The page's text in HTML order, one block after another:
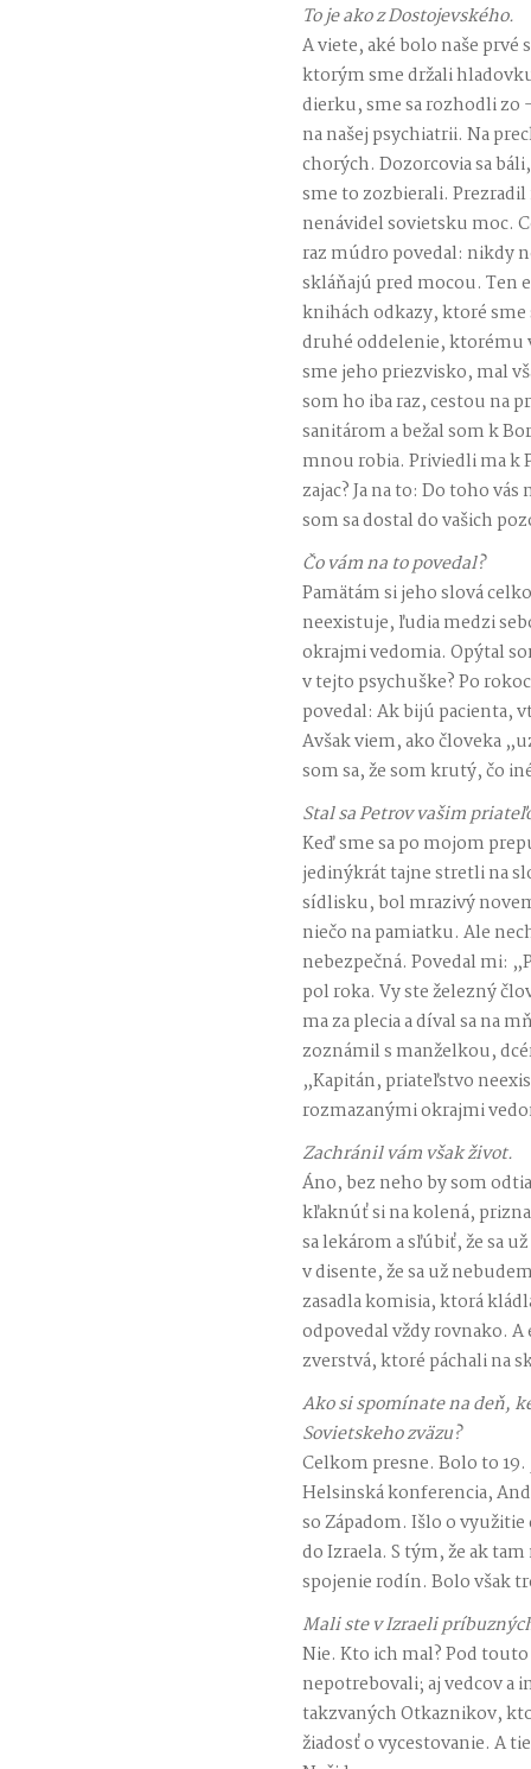
To je ako z Dostojevského.
A viete, aké bolo naše
ktorým sme držali
dierku, sme sa rozhodli zo
na našej psychiatrii. Na
chorých. Dozorcovia sa
sme to zozbierali.
nenávidel sovietsku moc.
raz múdro povedal: nikdy
skláňajú pred mocou. Ten
knihách odkazy, ktoré
druhé oddelenie, ktorému
sme jeho priezvisko, mal
som ho iba raz, cestou na
sanitárom a bežal som k
mnou robia. Priviedli ma k
zajac? Ja na to: Do toho
som sa dostal do vašich
Čo vám na to povedal?
Pamätám si jeho slová
neexistuje, ľudia medzi
okrajmi vedomia. Opýtal
v tejto psychuške? Po
povedal: Ak bijú pacienta,
Avšak viem, ako človeka
som sa, že som krutý, čo
Stal sa Petrov vašim
Keď sme sa po mojom
jedinýkrát tajne stretli na
sídlisku, bol mrazivý
niečo na pamiatku. Ale
nebezpečná. Povedal mi:
pol roka. Vy ste železný
ma za plecia a díval sa na
zoznámil s manželkou,
„Kapitán, priateľstvo
rozmazanými okrajmi
Zachránil vám však život.
Áno, bez neho by som
kľaknúť si na kolená,
sa lekárom a sľúbiť, že sa
v disente, že sa už
zasadla komisia, ktorá
odpovedal vždy rovnako.
zverstvá, ktoré páchali na
Ako si spomínate na deň,
Sovietskeho zväzu?
Celkom presne. Bolo to
Helsinská konferencia,
so Západom. Išlo o
do Izraela. S tým, že ak
spojenie rodín. Bolo však
Mali ste v Izraeli
Nie. Kto ich mal? Pod
nepotrebovali; aj vedcov a
takzvaných Otkaznikov,
žiadosť o vycestovanie. A